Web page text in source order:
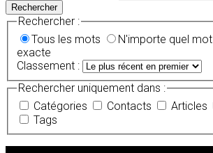
Rechercher
Rechercher :
Tous les mots
N'importe quel mot
exacte
Classement :
Rechercher uniquement dans :
Catégories
Contacts Articles
Tags